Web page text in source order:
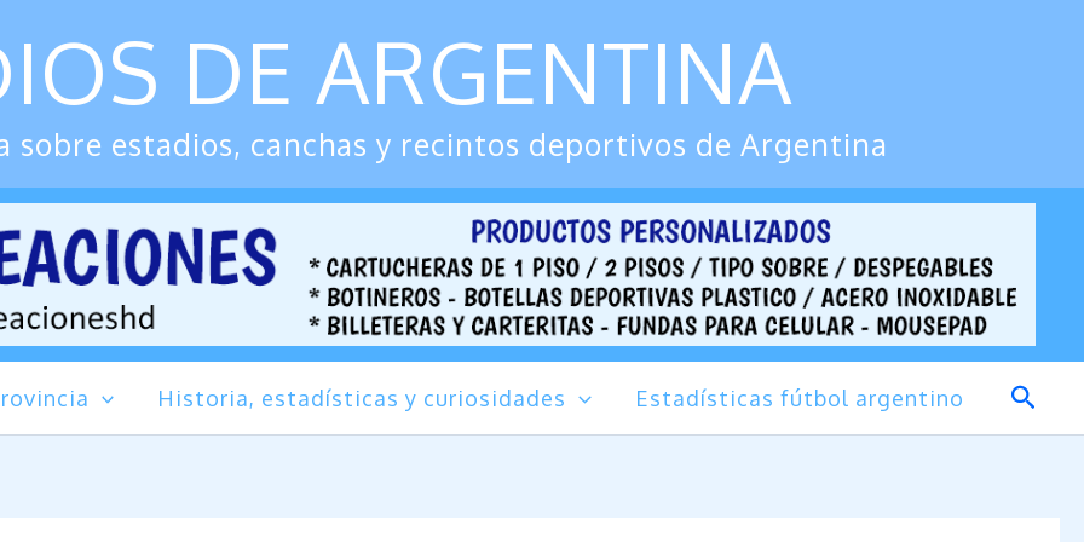
DE ARGENTINA
sobre estadios, canchas y recintos deportivos de Argentina
Historia, estadísticas y curiosidades Estadísticas fútbol argentino